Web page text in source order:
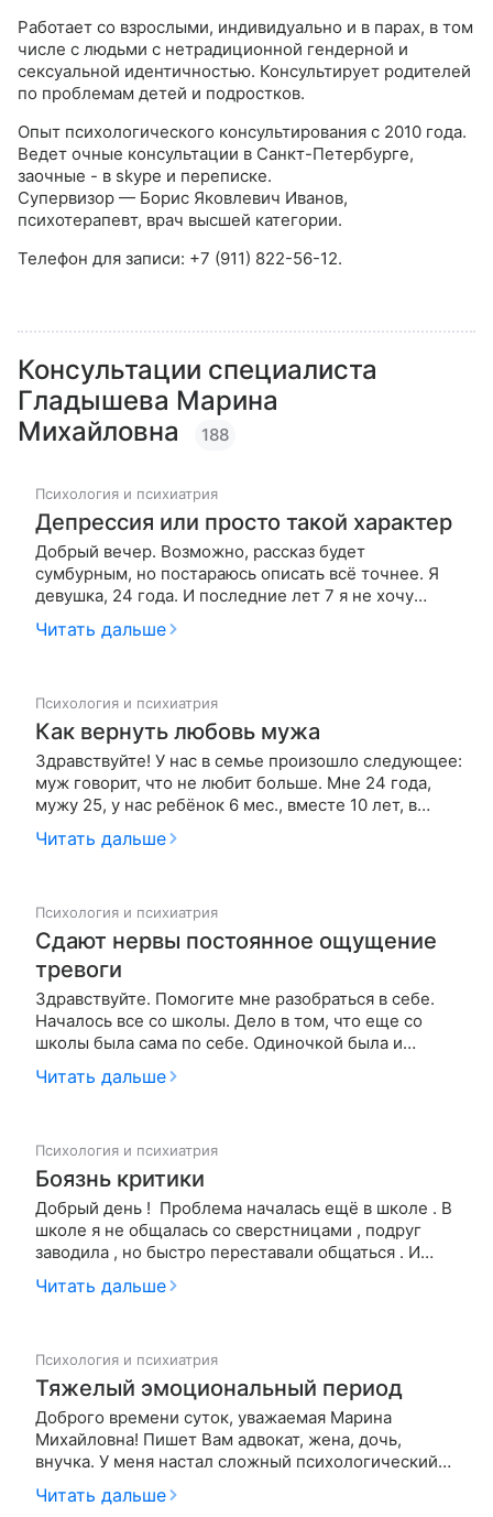
Работает со взрослыми, индивидуально и в парах, в том
числе с людьми с нетрадиционной гендерной и
сексуальной идентичностью. Консультирует родителей
по проблемам детей и подростков.
Опыт психологического консультирования с 2010 года.
Ведет очные консультации в Санкт-Петербурге,
заочные - в skype и переписке.
Супервизор — Борис Яковлевич Иванов,
психотерапевт, врач высшей категории.
Телефон для записи: +7 (911) 822-56-12.
Консультации специалиста
Гладышева Марина
Михайловна
188
Психология и психиатрия
Депрессия или просто такой характер
Добрый вечер. Возможно, рассказ будет
сумбурным, но постараюсь описать всё точнее. Я
девушка, 24 года. И последние лет 7 я не хочу
ничего от жизни, у меня нет никаких мечтаний,
стремлений, желаний. Мой день состоит из похода
Читать дальше
Психология и психиатрия
Как вернуть любовь мужа
Здравствуйте! У нас в семье произошло следующее:
муж говорит, что не любит больше. Мне 24 года,
мужу 25, у нас ребёнок 6 мес., вместе 10 лет, в
браке 3 года. Муж военный. 3,5 мес. назад я с
ребёнком уехала в гости к родителям, т.к. у мужа
Читать дальше
Психология и психиатрия
Сдают нервы постоянное ощущение
тревоги
Здравствуйте. Помогите мне разобраться в себе.
Началось все со школы. Дело в том, что еще со
школы была сама по себе. Одиночкой была и
осталась ею, одноклассники могли довести если я
не так что-то сделала. Покрасила волосы, значит
Читать дальше
Психология и психиатрия
Боязнь критики
Добрый день ! Проблема началась ещё в школе . В
школе я не общалась со сверстницами , подруг
заводила , но быстро переставали общаться . И
видимо эти сверстницы - одноклассницы стали
всему причиной . Я стала бояться высказывать свою
Читать дальше
Психология и психиатрия
Тяжелый эмоциональный период
Доброго времени суток, уважаемая Марина
Михайловна! Пишет Вам адвокат, жена, дочь,
внучка. У меня настал сложный психологический
период. Он выражается в осознании (может
связанном со средним возрастом, кризис среднего
Читать дальше